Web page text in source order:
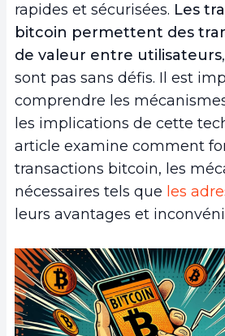
rapides et sécurisées. Les
bitcoin permettent des
de valeur entre utilisateurs
sont pas sans défis. Il est
comprendre les
les implications de cette
article examine comment
transactions bitcoin, les
nécessaires tels que les
leurs avantages et